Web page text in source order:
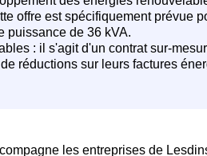
les entreprises de